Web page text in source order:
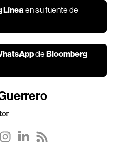
Línea en su fuente de
deBloomberg